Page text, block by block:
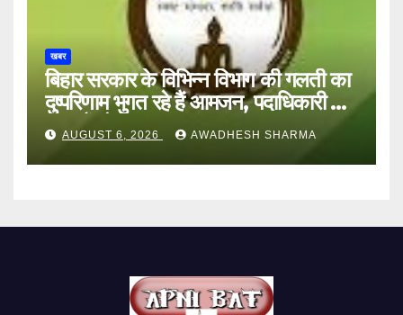
खबर
बिहार सरकार के विभिन्न विभाग की गलती का
दुष्परिणाम भुगत रहे हैं आमजन, पदाधिकारी और
अन्य हैं मौन
AUGUST 6, 2026 AWADHESH SHARMA